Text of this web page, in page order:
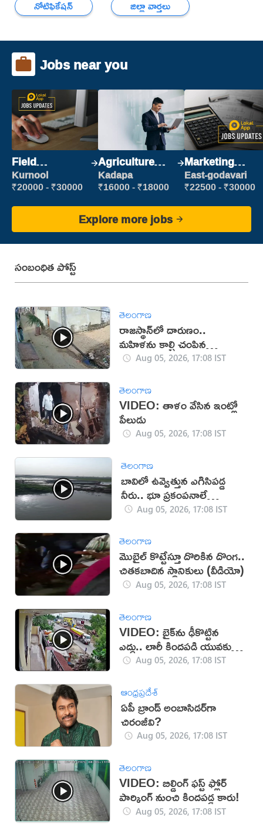
నోటిఫికేషన్ జిల్లా వార్తలు
Jobs near you
Field
Marketing
Executive
Kurnool
₹20000 - ₹30000
Agriculture
Labour
Kadapa
₹16000 - ₹18000
Marketing
Executive
East-godavari
₹22500 - ₹30000
Explore more jobs
సంబంధిత పోస్ట్
తెలంగాణ
రాజస్థాన్‌లో దారుణం..
మహిళను కాల్చి చంపిన
యువకుడు (వీడియో)
Aug 05, 2026, 17:08 IST
తెలంగాణ
VIDEO: తాళం వేసిన ఇంట్లో
పేలుడు
Aug 05, 2026, 17:08 IST
తెలంగాణ
బావిలో ఉవ్వెత్తున ఎగిసిపడ్డ
నీరు.. భూ ప్రకంపనాలే
కారణమా?
Aug 05, 2026, 17:08 IST
తెలంగాణ
మొబైల్ కొట్టేస్తూ దొరికిన దొంగ..
చితకబాదిన స్థానికులు (వీడియో)
Aug 05, 2026, 17:08 IST
తెలంగాణ
VIDEO: బైక్‌ను ఢీకొట్టిన
ఎద్దు.. లారీ కిందపడి యువకుడు
మృతి!Aug 05, 2026, 17:08 IST
ఆంధ్రప్రదేశ్
ఏపీ బ్రాండ్ అంబాసిడర్‌గా
చిరంజీవి?
Aug 05, 2026, 17:08 IST
తెలంగాణ
VIDEO: బిల్డింగ్ ఫస్ట్ ఫ్లోర్
పార్కింగ్ నుంచి కిందపడ్డ కారు!
Aug 05, 2026, 17:08 IST